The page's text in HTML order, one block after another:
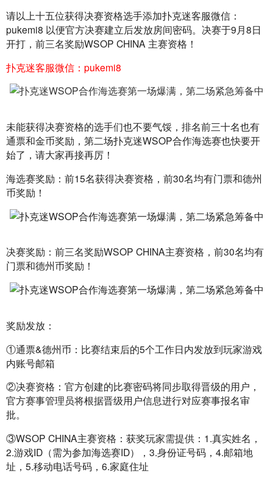
请以上十五位获得决赛资格选手添加扑克迷客服微信：
pukemi8 以便官方决赛建立后发放房间密码。决赛于9月8日
开打，前三名奖励WSOP CHINA 主赛资格！
扑克迷客服微信：pukemi8
未能获得决赛资格的选手们也不要气馁，排名前三十名也有
通票和金币奖励，第二场扑克迷WSOP合作海选赛也快要开
始了，请大家再接再厉！
海选赛奖励：前15名获得决赛资格，前30名均有门票和德州
币奖励！
决赛奖励：前三名奖励WSOP CHINA主赛资格，前30名均有
门票和德州币奖励！
奖励发放：
①通票&德州币：比赛结束后的5个工作日内发放到玩家游戏
内账号邮箱
②决赛资格：官方创建的比赛密码将同步取得晋级的用户，
官方赛事管理员将根据晋级用户信息进行对应赛事报名审
批。
③WSOP CHINA主赛资格：获奖玩家需提供：1.真实姓名，
2.游戏ID（需为参加海选赛ID），3.身份证号码，4.邮箱地
址，5.移动电话号码，6.家庭住址